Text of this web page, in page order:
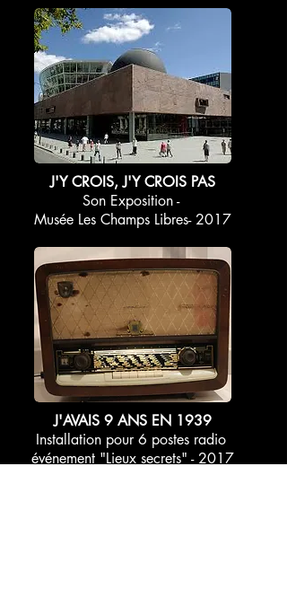
J'Y CROIS, J'Y CROIS PAS
Son Exposition -
Musée Les Champs Libres- 2017
J'AVAIS 9 ANS EN 1939
Installation pour 6 postes radio
événement "Lieux secrets" - 2017